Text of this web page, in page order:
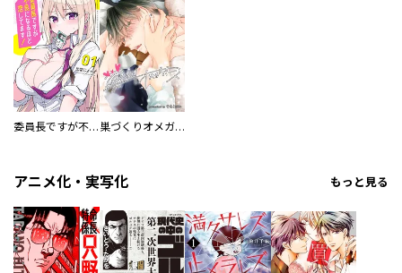
委員長ですが不良になるほど恋してます！ 巣づくりオメガバース
アニメ化・実写化 もっと見る